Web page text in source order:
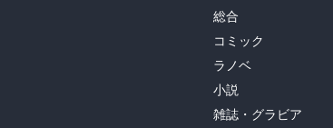
総合
コミック
ラノベ
小説
雑誌・グラビア